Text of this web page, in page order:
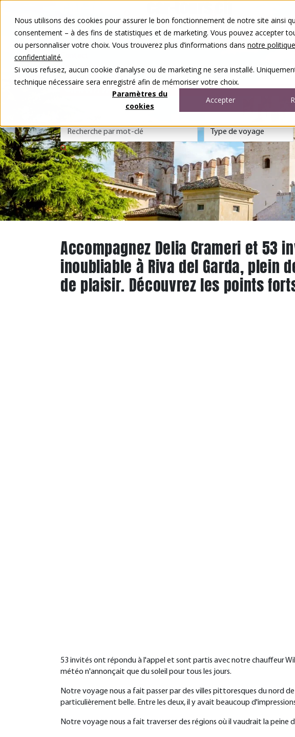
Nous utilisons des cookies pour assurer le bon fonctionnement de notre site ainsi
consentement – à des fins de statistiques et de marketing. Vous pouvez accepter
ou personnaliser votre choix. Vous trouverez plus d’informations dans notre
confidentialité.
Si vous refusez, aucun cookie d’analyse ou de marketing ne sera installé.
technique nécessaire sera enregistré afin de mémoriser votre choix.
Paramètres du
cookies
Accepter
Nos voyages
Autour du voyage
A notre sujet
Concours
FR
Accompagnez Delia Crameri et 53
inoubliable à Riva del Garda, plein
de plaisir. Découvrez les points
53 invités ont répondu à l'appel et sont partis avec notre chauffeur
météo n'annonçait que du soleil pour tous les jours.
Notre voyage nous a fait passer par des villes pittoresques du nord
particulièrement belle. Entre les deux, il y avait beaucoup
Notre voyage nous a fait traverser des régions où il vaudrait la peine